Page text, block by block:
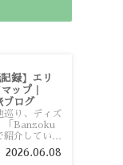
録】エリ
ップ｜
ログ
巡り、ディズ
「Banzoku
紹介している
録をエリアや
た。あなたが
2026.06.08